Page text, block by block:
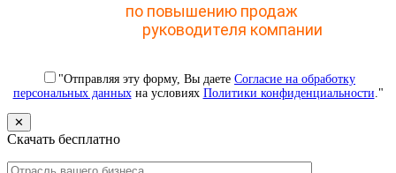
по повышению продаж
руководителя компании
"Отправляя эту форму, Вы даете Согласие на обработку
персональных данныхна условиях Политики конфиденциальности ."
✕
Скачать бесплатно